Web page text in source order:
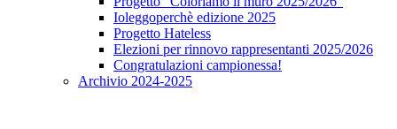
Ioleggoperchè edizione 2025
Progetto Hateless
Elezioni per rinnovo rappresentanti 2025/2026
Congratulazioni campionessa!
Archivio 2024-2025